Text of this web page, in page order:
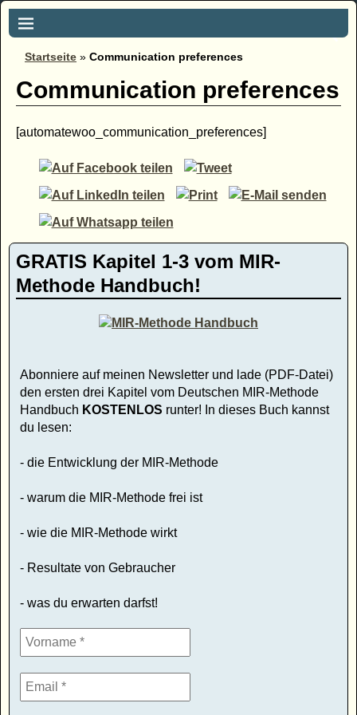
Startseite » Communication preferences
Communication preferences
[automatewoo_communication_preferences]
GRATIS Kapitel 1-3 vom MIR-
Methode Handbuch!
Abonniere auf meinen Newsletter und lade (PDF-Datei)
den ersten drei Kapitel vom Deutschen MIR-Methode
Handbuch KOSTENLOS runter! In dieses Buch kannst
du lesen:
- die Entwicklung der MIR-Methode
- warum die MIR-Methode frei ist
- wie die MIR-Methode wirkt
- Resultate von Gebraucher
- was du erwarten darfst!